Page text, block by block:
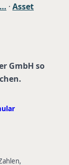
· Asset
GmbH so